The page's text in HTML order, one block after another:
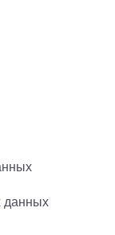
данных